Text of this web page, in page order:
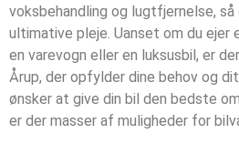
voksbehandling og lugtfjernelse, så
ultimative pleje. Uanset om du ejer
en varevogn eller en luksusbil, er
Årup, der opfylder dine behov og
ønsker at give din bil den bedste
er der masser af muligheder for